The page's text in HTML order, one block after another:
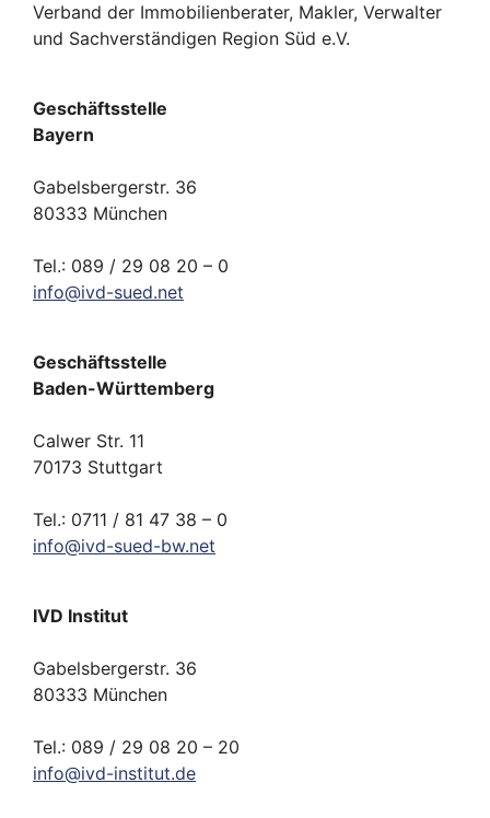
Verband der Immobilienberater, Makler, Verwalter
und Sachverständigen Region Süd e.V.
Geschäftsstelle
Bayern
Gabelsbergerstr. 36
80333 München
Tel.: 089 / 29 08 20 – 0
info@ivd-sued.net
Geschäftsstelle
Baden-Württemberg
Calwer Str. 11
70173 Stuttgart
Tel.: 0711 / 81 47 38 – 0
info@ivd-sued-bw.net
IVD Institut
Gabelsbergerstr. 36
80333 München
Tel.: 089 / 29 08 20 – 20
info@ivd-institut.de